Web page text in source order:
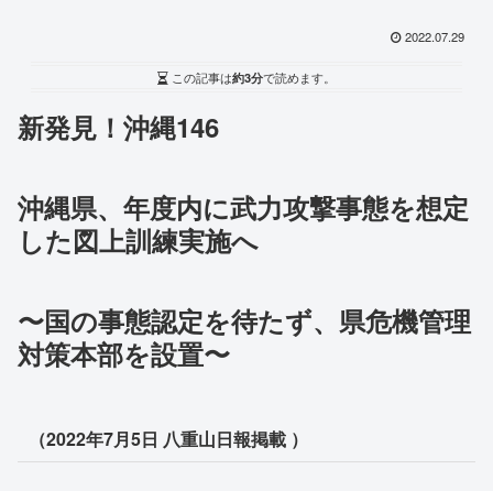
2022.07.29
この記事は約3分で読めます。
新発見！沖縄146
沖縄県、年度内に武力攻撃事態を想定
した図上訓練実施へ
〜国の事態認定を待たず、県危機管理
対策本部を設置〜
（2022年7月5日 八重山日報掲載 ）